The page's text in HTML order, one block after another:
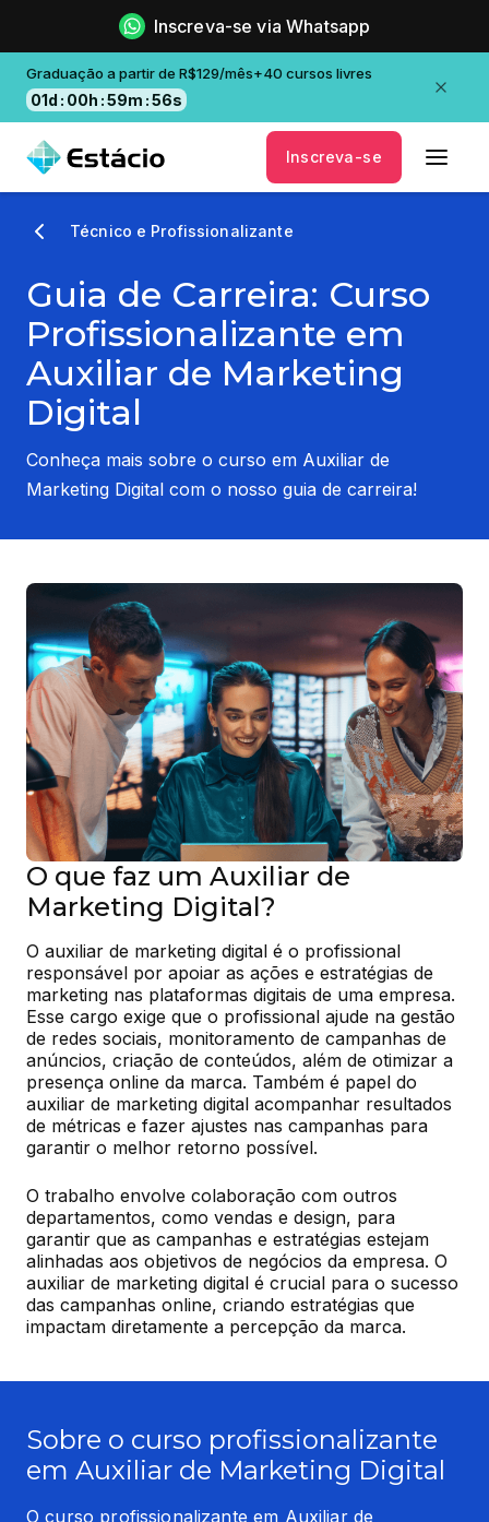
Inscreva-se via Whatsapp
Graduação a partir de R$129/mês+40 cursos livres
01d : 00h :59m :55s
Inscreva-se
Técnico e Profissionalizante
Guia de Carreira: Curso
Profissionalizante em
Auxiliar de Marketing
Digital
Conheça mais sobre o curso em Auxiliar de
Marketing Digital com o nosso guia de carreira!
O que faz um Auxiliar de
Marketing Digital?
O auxiliar de marketing digital é o profissional
responsável por apoiar as ações e estratégias de
marketing nas plataformas digitais de uma empresa.
Esse cargo exige que o profissional ajude na gestão
de redes sociais, monitoramento de campanhas de
anúncios, criação de conteúdos, além de otimizar a
presença online da marca. Também é papel do
auxiliar de marketing digital acompanhar resultados
de métricas e fazer ajustes nas campanhas para
garantir o melhor retorno possível.
O trabalho envolve colaboração com outros
departamentos, como vendas e design, para
garantir que as campanhas e estratégias estejam
alinhadas aos objetivos de negócios da empresa. O
auxiliar de marketing digital é crucial para o sucesso
das campanhas online, criando estratégias que
impactam diretamente a percepção da marca.
Sobre o curso profissionalizante
em Auxiliar de Marketing Digital
O curso profissionalizante em Auxiliar de